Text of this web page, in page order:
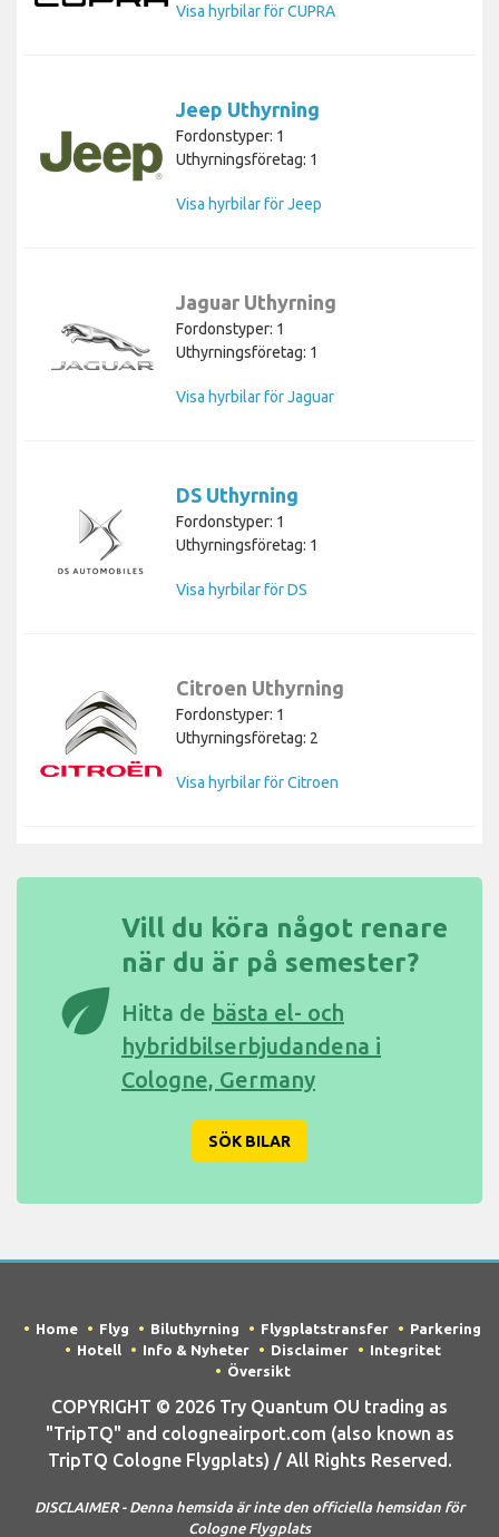
Visa hyrbilar för CUPRA
Jeep Uthyrning
Fordonstyper: 1
Uthyrningsföretag: 1
Visa hyrbilar för Jeep
Jaguar Uthyrning
Fordonstyper: 1
Uthyrningsföretag: 1
Visa hyrbilar för Jaguar
DS Uthyrning
Fordonstyper: 1
Uthyrningsföretag: 1
Visa hyrbilar för DS
Citroen Uthyrning
Fordonstyper: 1
Uthyrningsföretag: 2
Visa hyrbilar för Citroen
eco
Vill du köra något renare
när du är på semester?
Hitta de bästa el- och
hybridbilserbjudandena i
Cologne, Germany
SÖK BILAR
Home Flyg Biluthyrning Flygplatstransfer
Parkering
Hotell
Info & Nyheter Disclaimer
Integritet
Översikt
COPYRIGHT © 2026 Try Quantum OU trading as
"TripTQ" and cologneairport.com (also known as
TripTQ Cologne Flygplats) / All Rights Reserved.
DISCLAIMER - Denna hemsida är inte den officiella hemsidan för
Cologne Flygplats